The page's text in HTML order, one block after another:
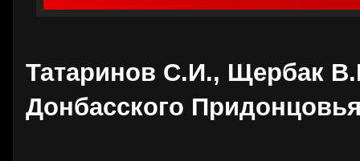
Татаринов С.И., Щербак
Донбасского